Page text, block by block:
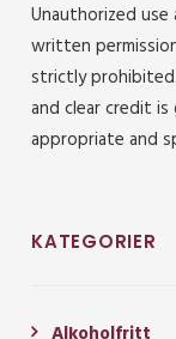
Unauthorized
written
strictly
and clear credit
appropriate and
KATEGORIER